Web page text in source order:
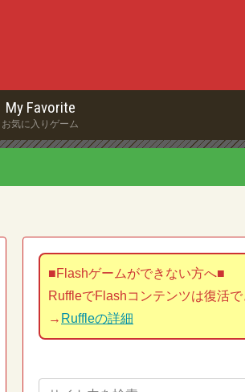
My Favorite
お気に入りゲーム
■Flashゲームができない方へ■
RuffleでFlashコンテンツは復活で
→ Ruffleの詳細